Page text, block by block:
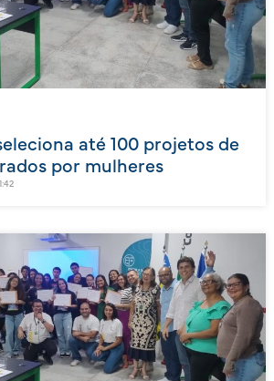
até 100 projetos de
por mulheres